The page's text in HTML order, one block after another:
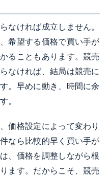
なければ成立しません。
希望する価格で買い手が
ることもあります。競売
なければ、結局は競売に
。早めに動き、時間に余
。
価格設定によって変わり
なら比較的早く買い手が
、価格を調整しながら根
ます。だからこそ、競売